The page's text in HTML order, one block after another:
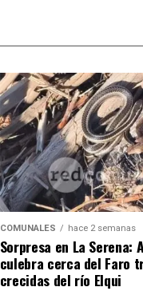
COMUNALES hace 2 semanas
Sorpresa en La Serena:
culebra cerca del Faro
crecidas del río Elqui